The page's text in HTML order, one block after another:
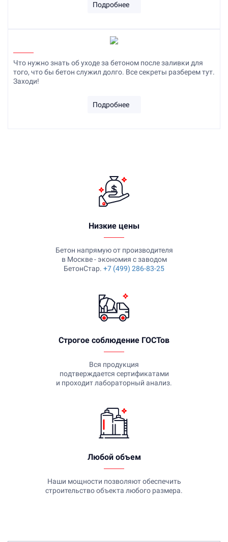
Подробнее
Что нужно знать об уходе за бетоном после заливки для
того, что бы бетон служил долго. Все секреты разберем тут.
Заходи!
Подробнее
Низкие цены
Бетон напрямую от производителя
в Москве - экономия с заводом
БетонСтар. +7 (499) 286-83-25
Строгое соблюдение ГОСТов
Вся продукция
подтверждается сертификатами
и проходит лабораторный анализ.
Любой объем
Наши мощности позволяют обеспечить
строительство объекта любого размера.